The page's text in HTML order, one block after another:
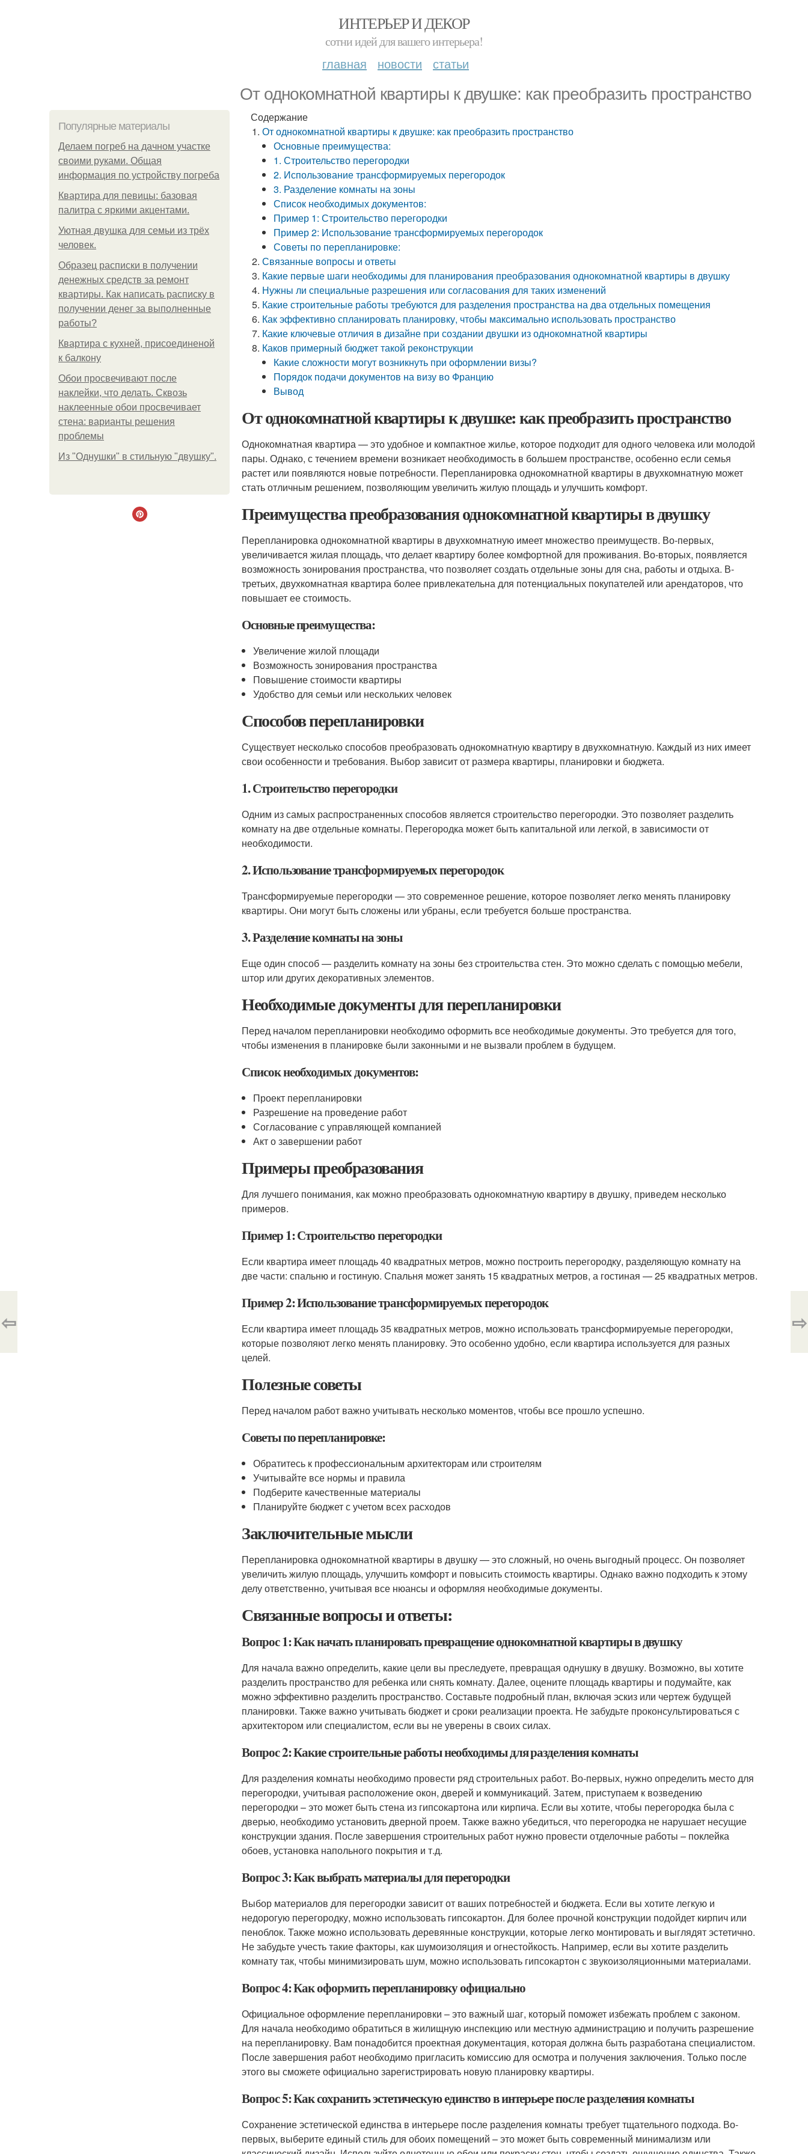
ИНТЕРЬЕР И ДЕКОР
сотни идей для вашего интерьера!
главная новости статьи
От однокомнатной квартиры к двушке: как преобразить пространство
Популярные материалы
Делаем погреб на дачном участке
своими руками. Общая
информация по устройству погреба
Квартира для певицы: базовая
палитра с яркими акцентами.
Уютная двушка для семьи из трёх
человек.
Образец расписки в получении
денежных средств за ремонт
квартиры. Как написать расписку в
получении денег за выполненные
работы?
Квартира с кухней, присоединеной
к балкону
Обои просвечивают после
наклейки, что делать. Сквозь
наклеенные обои просвечивает
стена: варианты решения
проблемы
Из "Однушки" в стильную "двушку".
Содержание
От однокомнатной квартиры к двушке: как преобразить пространство
Основные преимущества:
1. Строительство перегородки
2. Использование трансформируемых перегородок
3. Разделение комнаты на зоны
Список необходимых документов:
Пример 1: Строительство перегородки
Пример 2: Использование трансформируемых перегородок
Советы по перепланировке:
Связанные вопросы и ответы
Какие первые шаги необходимы для планирования преобразования однокомнатной квартиры в двушку
Нужны ли специальные разрешения или согласования для таких изменений
Какие строительные работы требуются для разделения пространства на два отдельных помещения
Как эффективно спланировать планировку, чтобы максимально использовать пространство
Какие ключевые отличия в дизайне при создании двушки из однокомнатной квартиры
Каков примерный бюджет такой реконструкции
Какие сложности могут возникнуть при оформлении визы?
Порядок подачи документов на визу во Францию
Вывод
От однокомнатной квартиры к двушке: как преобразить пространство
Однокомнатная квартира — это удобное и компактное жилье, которое подходит для одного человека или молодой
пары. Однако, с течением времени возникает необходимость в большем пространстве, особенно если семья
растет или появляются новые потребности. Перепланировка однокомнатной квартиры в двухкомнатную может
стать отличным решением, позволяющим увеличить жилую площадь и улучшить комфорт.
Преимущества преобразования однокомнатной квартиры в двушку
Перепланировка однокомнатной квартиры в двухкомнатную имеет множество преимуществ. Во-первых,
увеличивается жилая площадь, что делает квартиру более комфортной для проживания. Во-вторых, появляется
возможность зонирования пространства, что позволяет создать отдельные зоны для сна, работы и отдыха. В-
третьих, двухкомнатная квартира более привлекательна для потенциальных покупателей или арендаторов, что
повышает ее стоимость.
Основные преимущества:
Увеличение жилой площади
Возможность зонирования пространства
Повышение стоимости квартиры
Удобство для семьи или нескольких человек
Способов перепланировки
Существует несколько способов преобразовать однокомнатную квартиру в двухкомнатную. Каждый из них имеет
свои особенности и требования. Выбор зависит от размера квартиры, планировки и бюджета.
1. Строительство перегородки
Одним из самых распространенных способов является строительство перегородки. Это позволяет разделить
комнату на две отдельные комнаты. Перегородка может быть капитальной или легкой, в зависимости от
необходимости.
2. Использование трансформируемых перегородок
Трансформируемые перегородки — это современное решение, которое позволяет легко менять планировку
квартиры. Они могут быть сложены или убраны, если требуется больше пространства.
3. Разделение комнаты на зоны
Еще один способ — разделить комнату на зоны без строительства стен. Это можно сделать с помощью мебели,
штор или других декоративных элементов.
Необходимые документы для перепланировки
Перед началом перепланировки необходимо оформить все необходимые документы. Это требуется для того,
чтобы изменения в планировке были законными и не вызвали проблем в будущем.
Список необходимых документов:
Проект перепланировки
Разрешение на проведение работ
Согласование с управляющей компанией
Акт о завершении работ
Примеры преобразования
Для лучшего понимания, как можно преобразовать однокомнатную квартиру в двушку, приведем несколько
примеров.
Пример 1: Строительство перегородки
Если квартира имеет площадь 40 квадратных метров, можно построить перегородку, разделяющую комнату на
две части: спальню и гостиную. Спальня может занять 15 квадратных метров, а гостиная — 25 квадратных метров.
Пример 2: Использование трансформируемых перегородок
Если квартира имеет площадь 35 квадратных метров, можно использовать трансформируемые перегородки,
которые позволяют легко менять планировку. Это особенно удобно, если квартира используется для разных
целей.
Полезные советы
Перед началом работ важно учитывать несколько моментов, чтобы все прошло успешно.
Советы по перепланировке:
Обратитесь к профессиональным архитекторам или строителям
Учитывайте все нормы и правила
Подберите качественные материалы
Планируйте бюджет с учетом всех расходов
Заключительные мысли
Перепланировка однокомнатной квартиры в двушку — это сложный, но очень выгодный процесс. Он позволяет
увеличить жилую площадь, улучшить комфорт и повысить стоимость квартиры. Однако важно подходить к этому
делу ответственно, учитывая все нюансы и оформляя необходимые документы.
Связанные вопросы и ответы:
Вопрос 1: Как начать планировать превращение однокомнатной квартиры в двушку
Для начала важно определить, какие цели вы преследуете, превращая однушку в двушку. Возможно, вы хотите
разделить пространство для ребенка или снять комнату. Далее, оцените площадь квартиры и подумайте, как
можно эффективно разделить пространство. Составьте подробный план, включая эскиз или чертеж будущей
планировки. Также важно учитывать бюджет и сроки реализации проекта. Не забудьте проконсультироваться с
архитектором или специалистом, если вы не уверены в своих силах.
Вопрос 2: Какие строительные работы необходимы для разделения комнаты
Для разделения комнаты необходимо провести ряд строительных работ. Во-первых, нужно определить место для
перегородки, учитывая расположение окон, дверей и коммуникаций. Затем, приступаем к возведению
перегородки – это может быть стена из гипсокартона или кирпича. Если вы хотите, чтобы перегородка была с
дверью, необходимо установить дверной проем. Также важно убедиться, что перегородка не нарушает несущие
конструкции здания. После завершения строительных работ нужно провести отделочные работы – поклейка
обоев, установка напольного покрытия и т.д.
Вопрос 3: Как выбрать материалы для перегородки
Выбор материалов для перегородки зависит от ваших потребностей и бюджета. Если вы хотите легкую и
недорогую перегородку, можно использовать гипсокартон. Для более прочной конструкции подойдет кирпич или
пеноблок. Также можно использовать деревянные конструкции, которые легко монтировать и выглядят эстетично.
Не забудьте учесть такие факторы, как шумоизоляция и огнестойкость. Например, если вы хотите разделить
комнату так, чтобы минимизировать шум, можно использовать гипсокартон с звукоизоляционными материалами.
Вопрос 4: Как оформить перепланировку официально
Официальное оформление перепланировки – это важный шаг, который поможет избежать проблем с законом.
Для начала необходимо обратиться в жилищную инспекцию или местную администрацию и получить разрешение
на перепланировку. Вам понадобится проектная документация, которая должна быть разработана специалистом.
После завершения работ необходимо пригласить комиссию для осмотра и получения заключения. Только после
этого вы сможете официально зарегистрировать новую планировку квартиры.
Вопрос 5: Как сохранить эстетическую единство в интерьере после разделения комнаты
Сохранение эстетической единства в интерьере после разделения комнаты требует тщательного подхода. Во-
первых, выберите единый стиль для обоих помещений – это может быть современный минимализм или
⇦ ⇨